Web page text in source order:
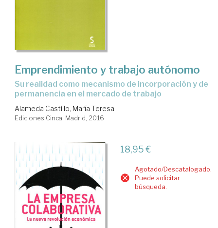
Emprendimiento y trabajo autónomo
su realidad como mecanismo de incorporación y de
permanencia en el mercado de trabajo
Alameda Castillo, María Teresa
Ediciones Cinca. Madrid, 2016
18,95 €
Agotado/Descatalogado.
Puede solicitar
búsqueda.